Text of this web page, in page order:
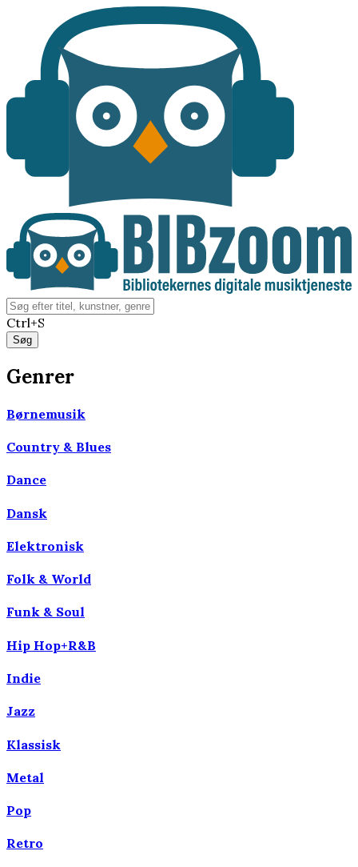
Ctrl+S
Genrer
Børnemusik
Country & Blues
Dance
Dansk
Elektronisk
Folk & World
Funk & Soul
Hip Hop+R&B
Indie
Jazz
Klassisk
Metal
Pop
Retro